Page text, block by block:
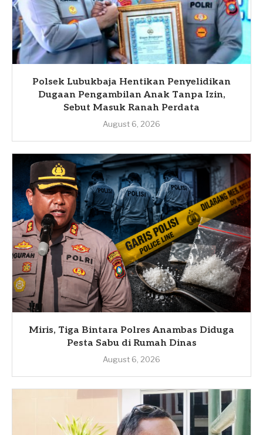
Polsek Lubukbaja Hentikan Penyelidikan
Dugaan Pengambilan Anak Tanpa Izin,
Sebut Masuk Ranah Perdata
August 6, 2026
Miris, Tiga Bintara Polres Anambas Diduga
Pesta Sabu di Rumah Dinas
August 6, 2026